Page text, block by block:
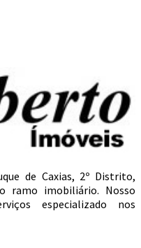
de Caxias, 2º Distrito,
ramo imobiliário. Nosso
especializado nos